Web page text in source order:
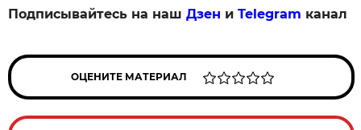
Подписывайтесь на нашДзен иTelegram канал
ОЦЕНИТЕ МАТЕРИАЛ